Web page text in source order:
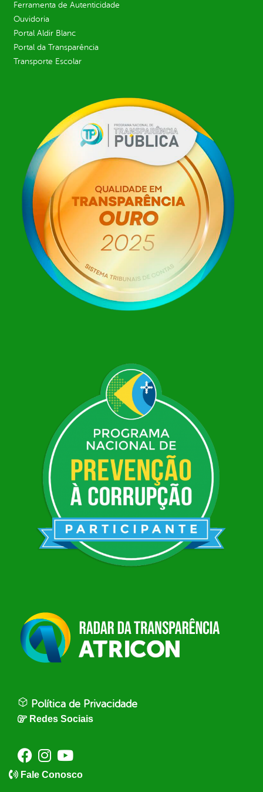
Ferramenta de Autenticidade
Ouvidoria
Portal Aldir Blanc
Portal da Transparência
Transporte Escolar
Política de Privacidade
Redes Sociais
Fale Conosco